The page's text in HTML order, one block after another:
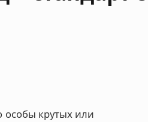
особы крутых или